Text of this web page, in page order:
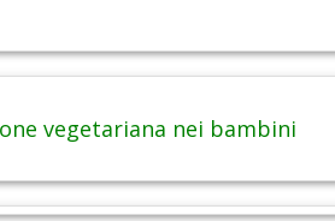
vegetariana nei bambini